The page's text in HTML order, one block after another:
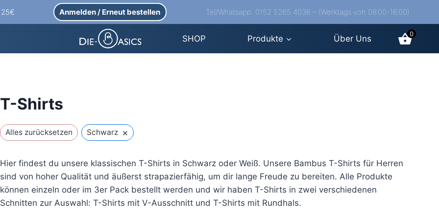
Anmelden / Erneut bestellen Tel/Whatsapp: 0152 5265 4036 – (Werktags von 08.00-16.00)
SHOP Produkte Über Uns 0
T-Shirts
Alles zurücksetzen Schwarz ×
Hier findest du unsere klassischen T-Shirts in Schwarz oder Weiß. Unsere Bambus T-Shirts für Herren
sind von hoher Qualität und äußerst strapazierfähig, um dir lange Freude zu bereiten. Alle Produkte
können einzeln oder im 3er Pack bestellt werden und wir haben T-Shirts in zwei verschiedenen
Schnitten zur Auswahl: T-Shirts mit V-Ausschnitt und T-Shirts mit Rundhals.